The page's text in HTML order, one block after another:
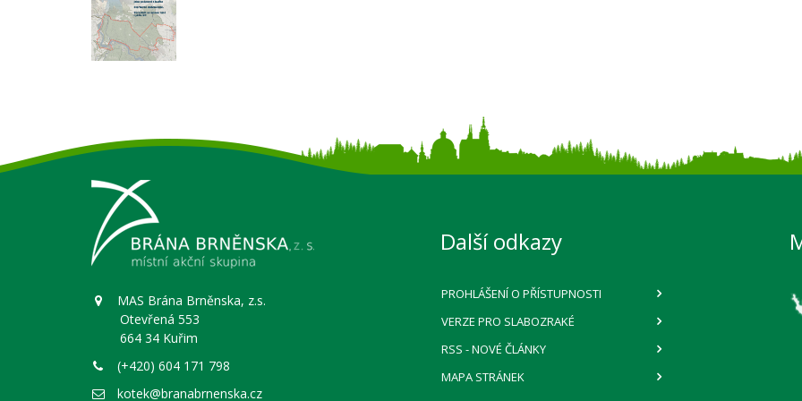
MAS Brána Brněnska, z.s.
Otevřená 553
664 34 Kuřim
(+420) 604 171 798
kotek@branabrnenska.cz
Další odkazy
PROHLÁŠENÍ O PŘÍSTUPNOSTI
VERZE PRO SLABOZRAKÉ
RSS - NOVÉ ČLÁNKY
MAPA STRÁNEK